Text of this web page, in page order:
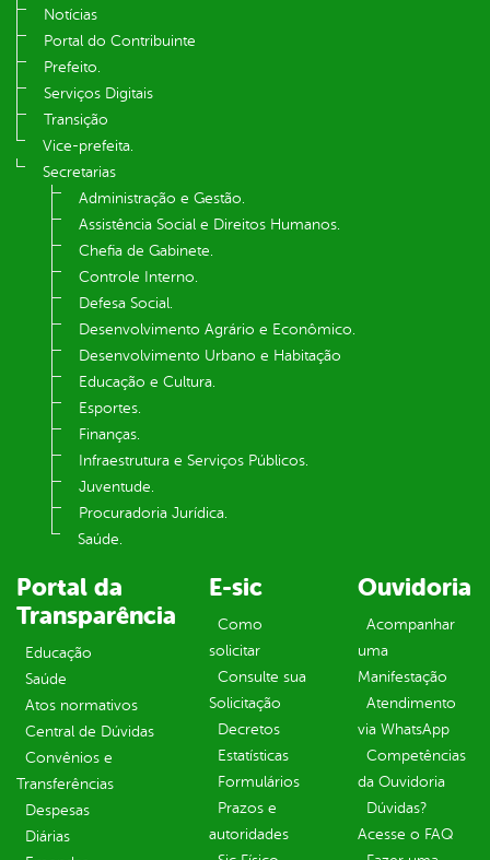
Notícias
Portal do Contribuinte
Prefeito.
Serviços Digitais
Transição
Vice-prefeita.
Secretarias
Administração e Gestão.
Assistência Social e Direitos Humanos.
Chefia de Gabinete.
Controle Interno.
Defesa Social.
Desenvolvimento Agrário e Econômico.
Desenvolvimento Urbano e Habitação
Educação e Cultura.
Esportes.
Finanças.
Infraestrutura e Serviços Públicos.
Juventude.
Procuradoria Jurídica.
Saúde.
Portal da
Transparência
Educação
Saúde
Atos normativos
Central de Dúvidas
Convênios e
Transferências
Despesas
Diárias
E-sic
Como
solicitar
Consulte sua
Solicitação
Decretos
Estatísticas
Formulários
Prazos e
autoridades
Ouvidoria
Acompanhar
uma
Manifestação
Atendimento
via WhatsApp
Competências
da Ouvidoria
Dúvidas?
Acesse o FAQ